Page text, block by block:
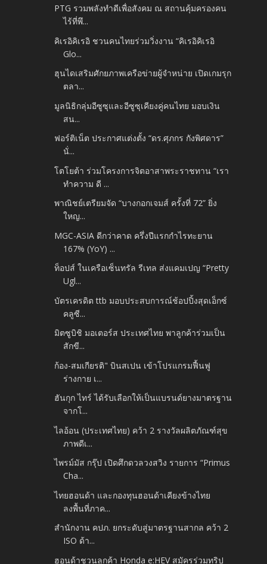
PTG รวมพลังทำดีเพื่อสังคม ณ สถานคุ้มครองคน
ไร้ที่พึ...
คิเรอิคิเรอิ ชวนคนไทยร่วมวิ่งงาน “คิเรอิคิเรอิ
Glo...
ฮุนไดเสริมศักยภาพเครือข่ายผู้จำหน่าย เปิดเกมรุก
ตลา...
มูลนิธิกลุ่มอีซูซุและอีซูซุเคียงคู่คนไทย มอบเงิน
สน...
ฟอร์ติเน็ต ประกาศแต่งตั้ง “ดร.ศุภกร กังพิศดาร”
นั่...
โตโยต้า ร่วมโครงการจิตอาสาพระราชทาน “เรา
ทำความ ดี ...
พาณิชย์เตรียมจัด “บางกอกเจมส์ ครั้งที่ 72” ยิ่ง
ใหญ...
MGC-ASIA ดีกว่าคาด ครึ่งปีแรกกำไรทะยาน
167% (YoY) ...
ท็อปส์ ในเครือเซ็นทรัล รีเทล ส่งแคมเปญ “Pretty
Ugl...
บัตรเครดิต ttb มอบประสบการณ์ช้อปปิ้งสุดเอ็กซ์
คลูซี...
มิตซูบิชิ มอเตอร์ส ประเทศไทย พาลูกค้าร่วมเป็น
สักขี...
ก้อง-สมเกียรติ" บินสเปน เข้าโปรแกรมฟื้นฟู
ร่างกาย เ...
ฮันกุก ไทร์ ได้รับเลือกให้เป็นแบรนด์ยางมาตรฐาน
จากโ...
ไลอ้อน (ประเทศไทย) คว้า 2 รางวัลผลิตภัณฑ์สุข
ภาพดีเ...
ไพรม์มัส กรุ๊ป เปิดศึกดวลวงสวิง รายการ “Primus
Cha...
ไทยฮอนด้า และกองทุนฮอนด้าเคียงข้างไทย
ลงพื้นที่ภาค...
สำนักงาน คปภ. ยกระดับสู่มาตรฐานสากล คว้า 2
ISO ด้า...
ฮอนด้าชวนลูกค้า Honda e:HEV สมัครร่วมทริป